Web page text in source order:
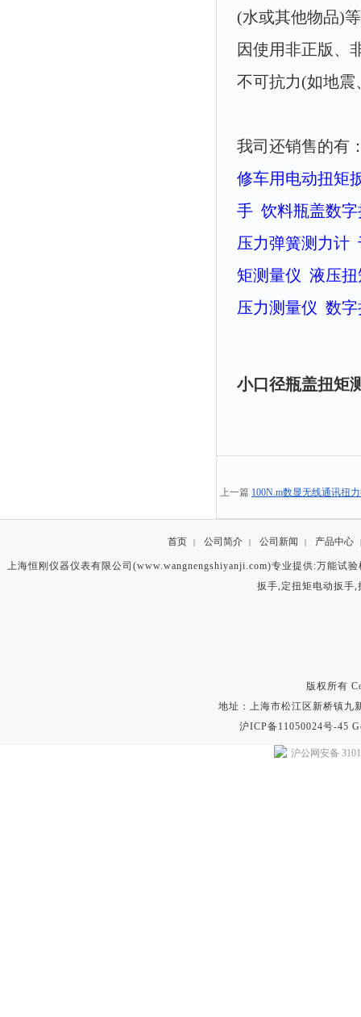
(水或其他物品)
因使用非正版、
不可抗力(如地震
我司还销售的有
修车用电动扭矩
手 饮料瓶盖数
压力弹簧测力计
矩测量仪 液压
压力测量仪 数
小口径瓶盖扭矩
上一篇 100N.m数显无线通讯扭
首页 | 公司简介 | 公司新闻 | 产品中心 |
上海恒刚仪器仪表有限公司(www.wangnengshiyanji.com)专业提供:万能试验
扳手, 定扭矩电动扳手,
版权所有
地址：上海市松江区新桥镇九
沪ICP备11050024号-45
沪公网安备